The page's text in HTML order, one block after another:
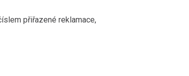
přiřazené reklamace,